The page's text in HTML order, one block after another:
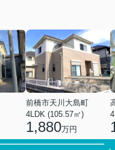
前橋市天川大島町
4LDK (105.57㎡)
1,880万円